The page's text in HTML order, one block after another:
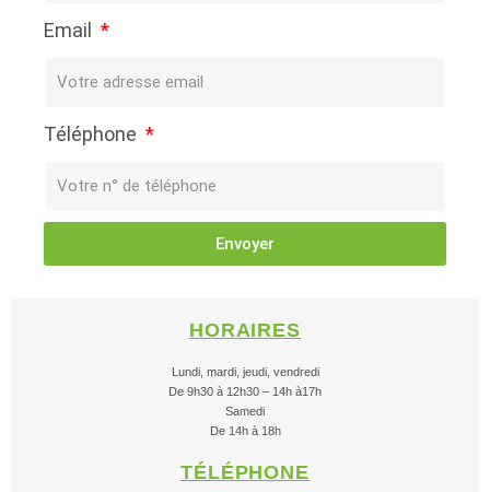
Email
Téléphone
Envoyer
HORAIRES
Lundi, mardi, jeudi, vendredi
De 9h30 à 12h30 – 14h à17h
Samedi
De 14h à 18h
TÉLÉPHONE